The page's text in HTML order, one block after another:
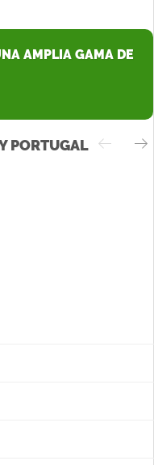
AMPLIA GAMA DE
PORTUGAL